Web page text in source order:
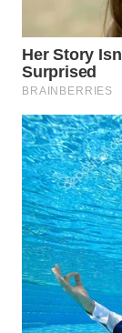
WN
SOLO
BOROBUDUR
WN
MADURA
WN
SURABAYA
WN
NATUNA